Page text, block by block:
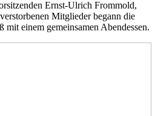
Ernst-Ulrich Frommold,
Mitglieder begann die
mit einem gemeinsamen Abendessen.